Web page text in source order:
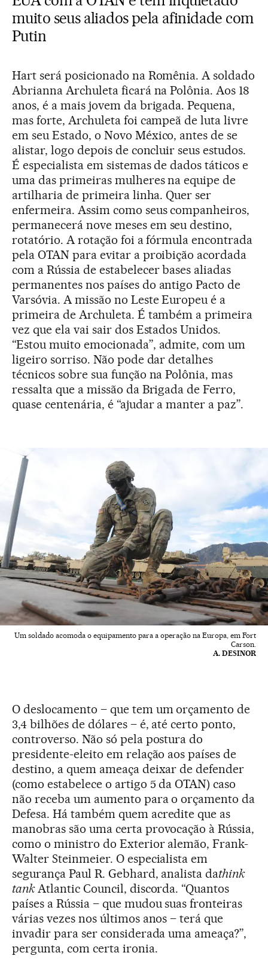
muito seus aliados pela afinidade com
Putin
Hart será posicionado na Romênia. A soldado
Abrianna Archuleta ficará na Polônia. Aos 18
anos, é a mais jovem da brigada. Pequena,
mas forte, Archuleta foi campeã de luta livre
em seu Estado, o Novo México, antes de se
alistar, logo depois de concluir seus estudos.
É especialista em sistemas de dados táticos e
uma das primeiras mulheres na equipe de
artilharia de primeira linha. Quer ser
enfermeira. Assim como seus companheiros,
permanecerá nove meses em seu destino,
rotatório. A rotação foi a fórmula encontrada
pela OTAN para evitar a proibição acordada
com a Rússia de estabelecer bases aliadas
permanentes nos países do antigo Pacto de
Varsóvia. A missão no Leste Europeu é a
primeira de Archuleta. É também a primeira
vez que ela vai sair dos Estados Unidos.
“Estou muito emocionada”, admite, com um
ligeiro sorriso. Não pode dar detalhes
técnicos sobre sua função na Polônia, mas
ressalta que a missão da Brigada de Ferro,
quase centenária, é “ajudar a manter a paz”.
Um soldado acomoda o equipamento para a operação na Europa, em Fort
Carson.
A. DESINOR
O deslocamento – que tem um orçamento de
3,4 bilhões de dólares – é, até certo ponto,
controverso. Não só pela postura do
presidente-eleito em relação aos países de
destino, a quem ameaça deixar de defender
(como estabelece o artigo 5 da OTAN) caso
não receba um aumento para o orçamento da
Defesa. Há também quem acredite que as
manobras são uma certa provocação à Rússia,
como o ministro do Exterior alemão, Frank-
Walter Steinmeier. O especialista em
segurança Paul R. Gebhard, analista dathink
tankAtlantic Council, discorda. “Quantos
países a Rússia – que mudou suas fronteiras
várias vezes nos últimos anos – terá que
invadir para ser considerada uma ameaça?”,
pergunta, com certa ironia.